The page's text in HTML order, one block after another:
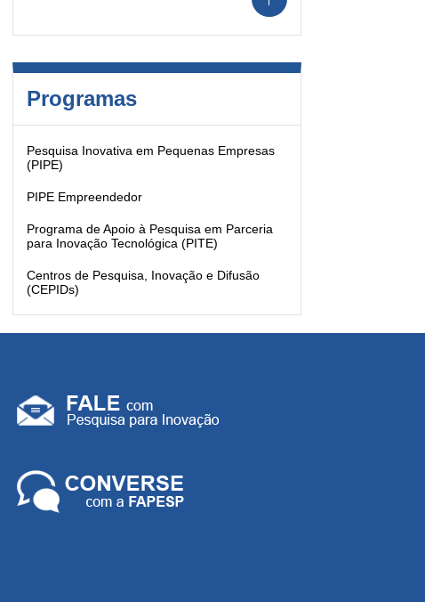
Programas
Pesquisa Inovativa em Pequenas Empresas
(PIPE)
PIPE Empreendedor
Programa de Apoio à Pesquisa em Parceria
para Inovação Tecnológica (PITE)
Centros de Pesquisa, Inovação e Difusão
(CEPIDs)